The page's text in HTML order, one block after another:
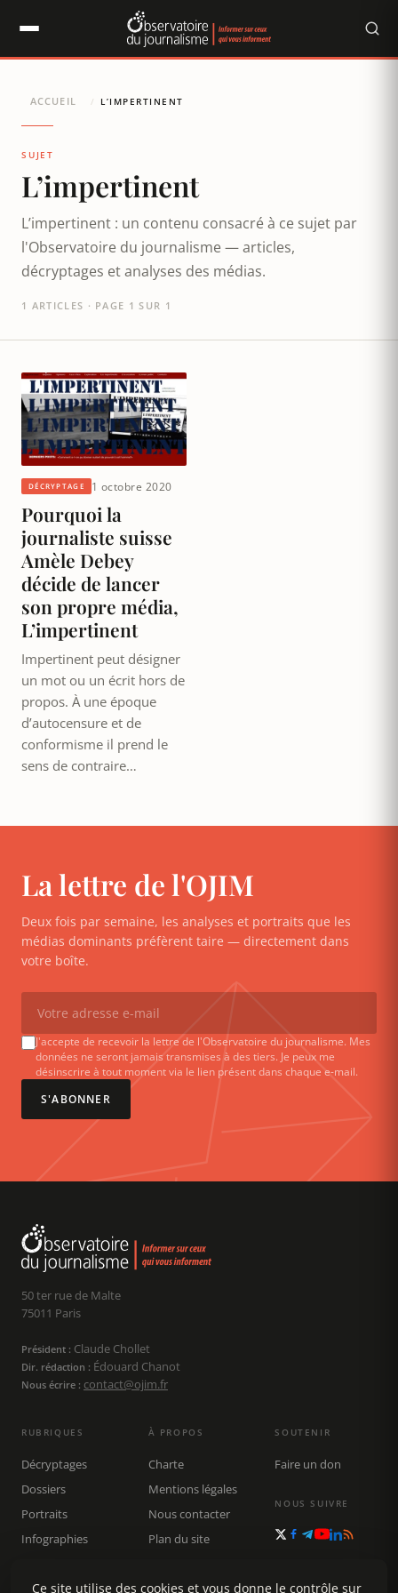
ACCUEIL / L’IMPERTINENT
SUJET
L’impertinent
L’impertinent : un contenu consacré à ce sujet par
l'Observatoire du journalisme — articles,
décryptages et analyses des médias.
1 ARTICLES · PAGE 1 SUR 1
DÉCRYPTAGE 1 octobre 2020
Pourquoi la
journaliste suisse
Amèle Debey
décide de lancer
son propre média,
L’impertinent
Impertinent peut désigner
un mot ou un écrit hors de
propos. À une époque
d’autocensure et de
conformisme il prend le
sens de contraire…
La lettre de l'OJIM
Deux fois par semaine, les analyses et portraits que les
médias dominants préfèrent taire — directement dans
votre boîte.
J'accepte de recevoir la lettre de l'Observatoire du journalisme. Mes
données ne seront jamais transmises à des tiers. Je peux me
désinscrire à tout moment via le lien présent dans chaque e-mail.
S'ABONNER
50 ter rue de Malte
75011 Paris
Président : Claude Chollet
Dir. rédaction : Édouard Chanot
Nous écrire : contact@ojim.fr
RUBRIQUES
Décryptages
Dossiers
Portraits
Infographies
Rechercher
À PROPOS
Charte
Mentions légales
Nous contacter
Plan du site
SOUTENIR
Faire un don
NOUS SUIVRE
Panneau de gestion des cookies
Ce site utilise des cookies et vous donne le contrôle sur